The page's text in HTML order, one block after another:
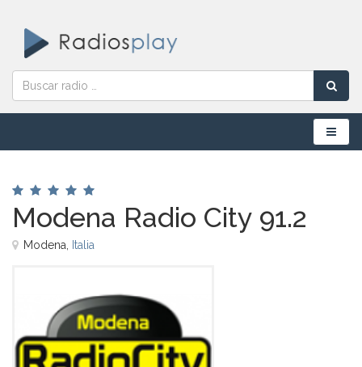
Menú
Modena Radio City 91.2
Modena, Italia